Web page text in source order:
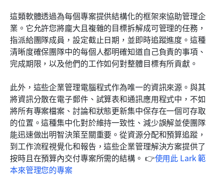
這類軟體透過為每個專案提供結構化的框架來協助管理企
業。它允許您將龐大且複雜的目標拆解成可管理的任務，
指派給團隊成員，設定截止日期，並即時追蹤進度。這種
清晰度確保團隊中的每個人都明確知道自己負責的事項、
完成期限，以及他們的工作如何對整體目標有所貢獻。
此外，這些企業管理電腦程式作為唯一的資訊來源。與其
將資訊分散在電子郵件、試算表和通訊應用程式中，不如
將所有專案檔案、討論和狀態更新集中保存在一個可存取
的位置。這種集中化對於維持一致性、減少誤解並使團隊
能迅速做出明智決策至關重要。從資源分配和預算追蹤，
到工作流程視覺化和報告，這些企業管理解決方案提供了
按時且在預算內交付專案所需的結構。 👉使用此 Lark 範
本來管理您的專案